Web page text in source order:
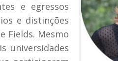
e egressos
e distinções
Fields. Mesmo
universidades